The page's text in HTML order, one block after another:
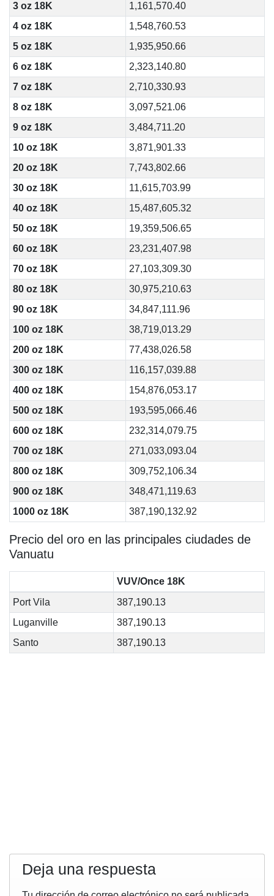
3 oz 18K
1,161,570.40
4 oz 18K
1,548,760.53
5 oz 18K
1,935,950.66
6 oz 18K
2,323,140.80
7 oz 18K
2,710,330.93
8 oz 18K
3,097,521.06
9 oz 18K
3,484,711.20
10 oz 18K
3,871,901.33
20 oz 18K
7,743,802.66
30 oz 18K
11,615,703.99
40 oz 18K
15,487,605.32
50 oz 18K
19,359,506.65
60 oz 18K
23,231,407.98
70 oz 18K
27,103,309.30
80 oz 18K
30,975,210.63
90 oz 18K
34,847,111.96
100 oz 18K
38,719,013.29
200 oz 18K
77,438,026.58
300 oz 18K
116,157,039.88
400 oz 18K
154,876,053.17
500 oz 18K
193,595,066.46
600 oz 18K
232,314,079.75
700 oz 18K
271,033,093.04
800 oz 18K
309,752,106.34
900 oz 18K
348,471,119.63
1000 oz 18K
387,190,132.92
Precio del oro en las principales ciudades de
Vanuatu
VUV/Once 18K
Port Vila
387,190.13
Luganville
387,190.13
Santo
387,190.13
Deja una respuesta